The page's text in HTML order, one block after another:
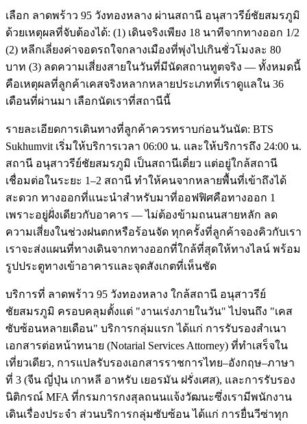
เลือก ลาดพร้าว 95 วังทองหลาง ผ่านสถานี อนุสาวรีย์ชัยสมรภูมิ
ด้วยเหตุผลที่จับต้องได้: (1) เดินจริงเพียง 18 นาทีจากทางออก 1/2
(2) หลีกเลี่ยงค่าจอดรถใจกลางเมืองที่พุ่งไปเกินชั่วโมงละ 80
บาท (3) ลดความเสี่ยงสายในวันที่มีนัดสถานทูตจริง — ทั้งหมดนี้
คือเหตุผลที่ลูกค้าเคสจริงหลากหลายประเภทที่เราดูแลใน 36
เดือนที่ผ่านมา เลือกนัดเราที่สถานีนี้
รายละเอียดการเดินทางที่ลูกค้าควรทราบก่อนวันนัด: BTS
Sukhumvit เริ่มให้บริการเวลา 06:00 น. และให้บริการถึง 24:00 น.
สถานี อนุสาวรีย์ชัยสมรภูมิ เป็นสถานีเดี่ยว แต่อยู่ใกล้สถานี
เชื่อมต่อในระยะ 1–2 สถานี ทำให้คนจากหลายพื้นที่เข้าถึงได้
สะดวก ทางออกที่แนะนำสำหรับมาที่ออฟฟิศคือทางออก 1
เพราะอยู่ฝั่งเดียวกับอาคาร — ไม่ต้องข้ามถนนสายหลัก ลด
ความเสี่ยงในช่วงฝนตกหรือร้อนจัด ทุกครั้งที่ลูกค้าจองคิวกับเรา
เราจะส่งแผนที่ทางเดินจากทางออกที่ใกล้ที่สุดให้ทางไลน์ พร้อม
รูปประตูทางเข้าอาคารและจุดสังเกตที่เห็นชัด
บริการที่ ลาดพร้าว 95 วังทองหลาง ใกล้สถานี อนุสาวรีย์
ชัยสมรภูมิ ครอบคลุมตั้งแต่ "งานเร่งภายในวัน" ไปจนถึง "เคส
ซับซ้อนหลายเดือน" บริการกลุ่มแรก ได้แก่ การรับรองสำเนา
เอกสารต่อหน้าทนาย (Notarial Services Attorney) ที่ทำเสร็จใน
เที่ยวเดียว, การแปลรับรองเอกสารราชการไทย–อังกฤษ–ภาษา
ที่ 3 (จีน ญี่ปุ่น เกาหลี อาหรับ เยอรมัน ฝรั่งเศส), และการรับรอง
นิติกรณ์ MFA ที่กรมการกงสุลถนนแจ้งวัฒนะซึ่งเรามีพนักงาน
เดินเรื่องประจำ ส่วนบริการกลุ่มซับซ้อน ได้แก่ การยื่นวีซ่าทุก